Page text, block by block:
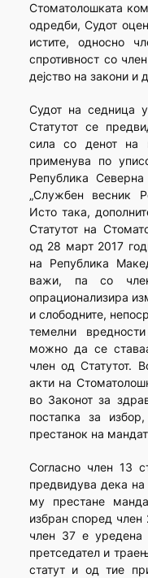
Стоматолошката
одредби, Судот
истите, односно
спротивност со
дејство на закони и
Судот на седница
Статутот се
сила со денот на
применува по
Република
„Службен весник
Исто така,
Статутот на
од 28 март 2017
на Република
важи, па со
опрационализира
и слободните,
темелни
можно да се
член од Статутот.
акти на
во Законот за
постапка за
престанок на мандат
Согласно член 13
предвидува дека
му престане
избран според
член 37 е уредена
претседател и
статут и од тие